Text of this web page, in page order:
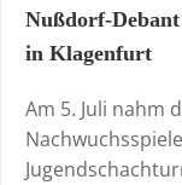
Nußdorf-
in Klagenfurt
Am 5. Juli nahm